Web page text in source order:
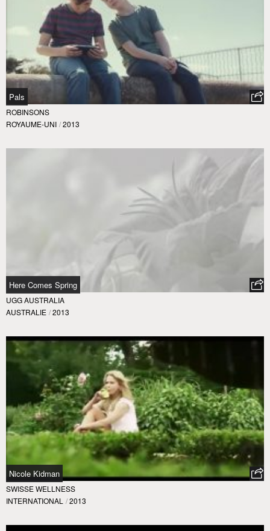
Pals
ROBINSONS
ROYAUME-UNI / 2013
Here Comes Spring
UGG AUSTRALIA
AUSTRALIE / 2013
Nicole Kidman
SWISSE WELLNESS
INTERNATIONAL / 2013